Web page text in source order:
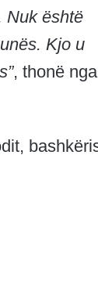
Nuk është
Kjo u
, thonë